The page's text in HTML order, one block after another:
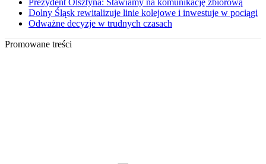
Prezydent Olsztyna: Stawiamy na komunikację zbiorową
Dolny Śląsk rewitalizuje linie kolejowe i inwestuje w pociągi
Odważne decyzje w trudnych czasach
Promowane treści